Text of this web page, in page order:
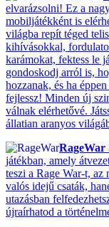
elvarázsolni! Ez a
mobiljátékként is
világba repít téged
kihívásokkal,
karámokat, fektess le
gondoskodj arról is,
hozzanak, és ha
fejlessz! Minden új
válnak elérhetővé.
állatian aranyos
RageWar
játékban, amely
teszi a Rage War-t, az
valós idejű csaták,
utazásban
újraírhatod a